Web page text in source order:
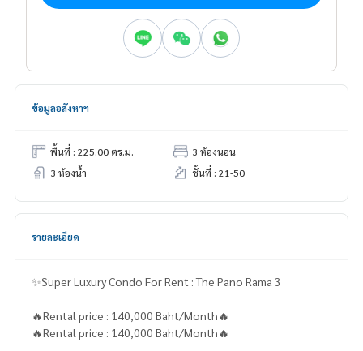
ข้อมูลอสังหาฯ
พื้นที่ : 225.00 ตร.ม.
3 ห้องนอน
3 ห้องน้ำ
ชั้นที่ : 21-50
รายละเอียด
✨Super Luxury Condo For Rent : The Pano Rama 3
🔥Rental price : 140,000 Baht/Month🔥
🔥Rental price : 140,000 Baht/Month🔥